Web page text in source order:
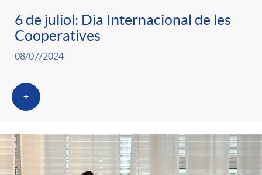
6 de juliol: Dia Internacional de les
Cooperatives
08/07/2024
+